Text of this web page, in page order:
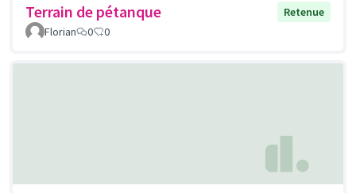
Terrain de pétanque
Retenue
Florian
0 0